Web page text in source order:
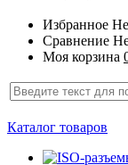
Избранное
Сравнение
Моя корзина
Каталог товаров